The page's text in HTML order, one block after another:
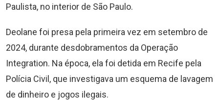
Paulista, no interior de São Paulo.
Deolane foi presa pela primeira vez em setembro de
2024, durante desdobramentos da Operação
Integration. Na época, ela foi detida em Recife pela
Polícia Civil, que investigava um esquema de lavagem
de dinheiro e jogos ilegais.